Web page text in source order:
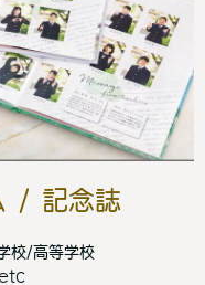
/ 記念誌
校/高等学校